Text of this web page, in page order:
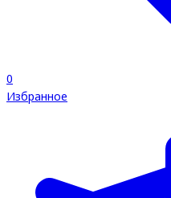
0
Избранное